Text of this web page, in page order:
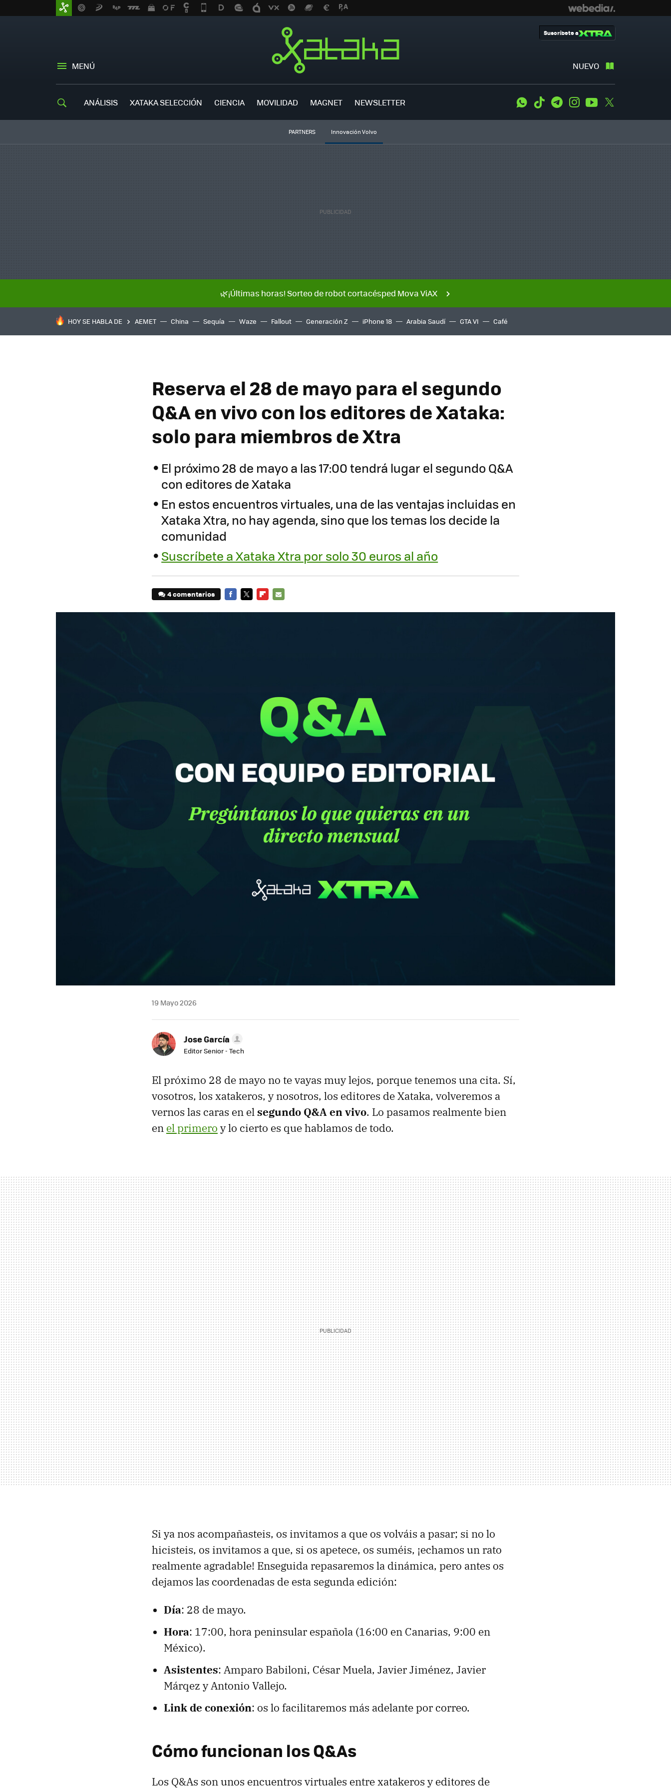
MENÚ NUEVO
Suscríbete a
ANÁLISIS XATAKA SELECCIÓN CIENCIA MOVILIDAD MAGNET NEWSLETTER WhatsApp
Tiktok TelegramInstagramYoutube
PARTNERS Innovación Volvo
🌿¡Últimas horas! Sorteo de robot cortacésped Mova ViAX
HOY SE HABLA DE AEMET China Sequía Waze Fallout Generación Z iPhone 18 Arabia Saudí GTA VI Café
Reserva el 28 de mayo para el segundo
Q&A en vivo con los editores de Xataka:
solo para miembros de Xtra
El próximo 28 de mayo a las 17:00 tendrá lugar el segundo Q&A
con editores de Xataka
En estos encuentros virtuales, una de las ventajas incluidas en
Xataka Xtra, no hay agenda, sino que los temas los decide la
comunidad
Suscríbete a Xataka Xtra por solo 30 euros al año
4 comentarios
19 Mayo 2026
Jose García
Editor Senior - Tech
El próximo 28 de mayo no te vayas muy lejos, porque tenemos una cita. Sí,
vosotros, los xatakeros, y nosotros, los editores de Xataka, volveremos a
vernos las caras en elsegundo Q&A en vivo. Lo pasamos realmente bien
en el primero y lo cierto es que hablamos de todo.
Si ya nos acompañasteis, os invitamos a que os volváis a pasar; si no lo
hicisteis, os invitamos a que, si os apetece, os suméis, ¡echamos un rato
realmente agradable! Enseguida repasaremos la dinámica, pero antes os
dejamos las coordenadas de esta segunda edición:
Día: 28 de mayo.
Hora: 17:00, hora peninsular española (16:00 en Canarias, 9:00 en
México).
Asistentes: Amparo Babiloni, César Muela, Javier Jiménez, Javier
Márqez y Antonio Vallejo.
Link de conexión: os lo facilitaremos más adelante por correo.
Cómo funcionan los Q&As
Los Q&As son unos encuentros virtuales entre xatakeros y editores de